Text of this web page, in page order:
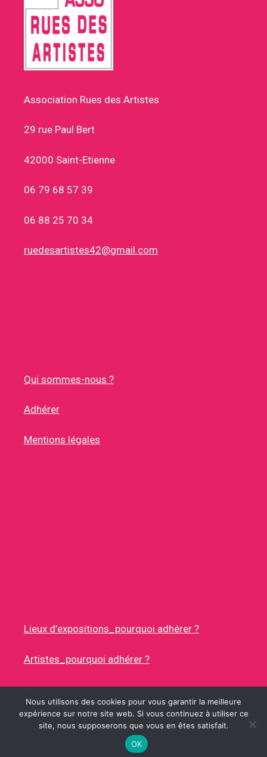
Association Rues des Artistes
29 rue Paul Bert
42000 Saint-Etienne
06 79 68 57 39
06 88 25 70 34
ruedesartistes42@gmail.com
Qui sommes-nous ?
Adhérer
Mentions légales
Lieux d’expositions_pourquoi adhérer ?
Artistes_pourquoi adhérer ?
© 2026 RUES DES ARTISTES• CONSTRUIT AVEC
GENERATEPRESS
Nous utilisons des cookies pour vous garantir la meilleure
expérience sur notre site web. Si vous continuez à utiliser ce
site, nous supposerons que vous en êtes satisfait.
OK